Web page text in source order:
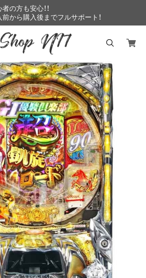
の方も安心！！
前から購入後までフルサポート！